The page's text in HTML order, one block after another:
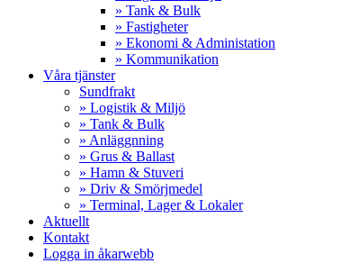
» Tank & Bulk
» Fastigheter
» Ekonomi & Administation
» Kommunikation
Våra tjänster
Sundfrakt
» Logistik & Miljö
» Tank & Bulk
» Anläggnning
» Grus & Ballast
» Hamn & Stuveri
» Driv & Smörjmedel
» Terminal, Lager & Lokaler
Aktuellt
Kontakt
Logga in åkarwebb